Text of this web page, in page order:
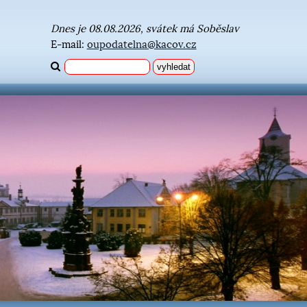
Dnes je 08.08.2026, svátek má Soběslav
E-mail: oupodatelna@kacov.cz